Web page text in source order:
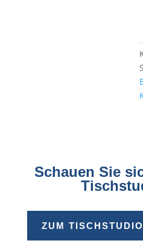
Schauen Sie
ZUM TISCHSTUDIO